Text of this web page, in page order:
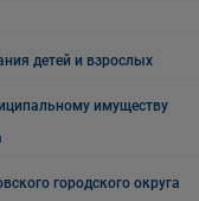
детей и взрослых
имуществу
городского округа